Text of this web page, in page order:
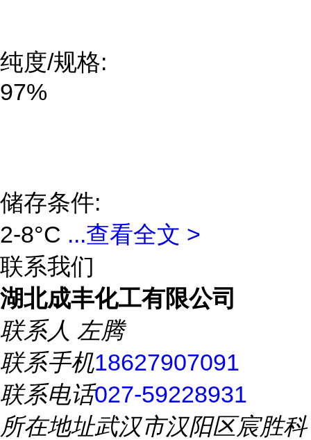
纯度/规格:
97%
储存条件:
2-8°C ...查看全文 >
联系我们
湖北成丰化工有限公司
联系人 左腾
联系手机18627907091
联系电话027-59228931
所在地址武汉市汉阳区宸胜科